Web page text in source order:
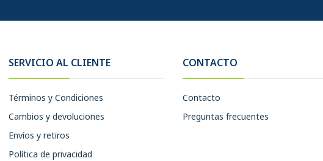
SERVICIO AL CLIENTE
Términos y Condiciones
Cambios y devoluciones
Envíos y retiros
Política de privacidad
CONTACTO
Contacto
Preguntas frecuentes